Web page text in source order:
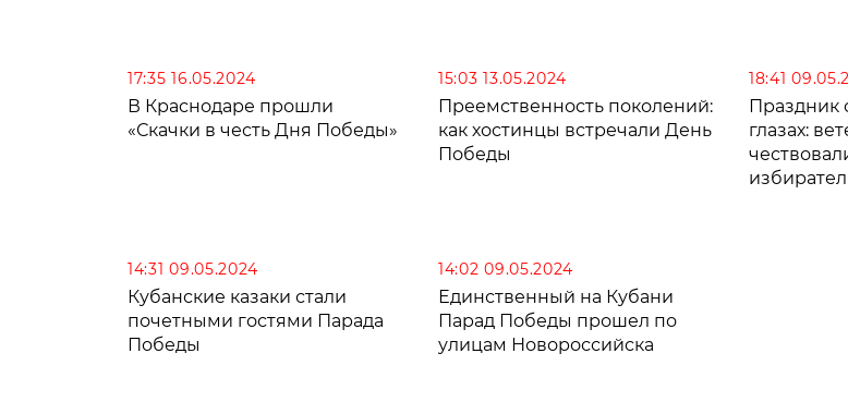
17:35 16.05.2024
В Краснодаре прошли
«Скачки в честь Дня Победы»
15:03 13.05.2024
Преемственность поколений:
как хостинцы встречали День
Победы
18:41
Праздник
глазах:
14:31 09.05.2024
Кубанские казаки стали
почетными гостями Парада
Победы
14:02 09.05.2024
Единственный на Кубани
Парад Победы прошел по
улицам Новороссийска